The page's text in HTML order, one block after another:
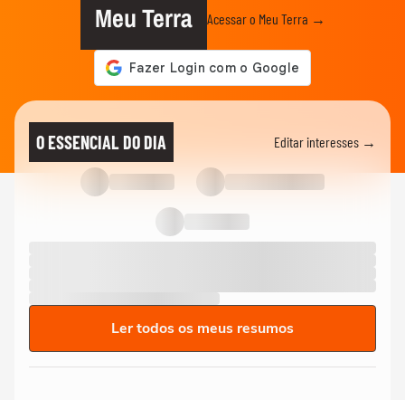
Meu Terra Acessar o Meu Terra →
O ESSENCIAL DO DIA Editar interesses →
Ler todos os meus resumos